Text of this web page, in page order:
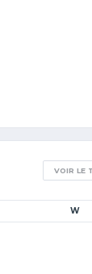
VOIR LE
W